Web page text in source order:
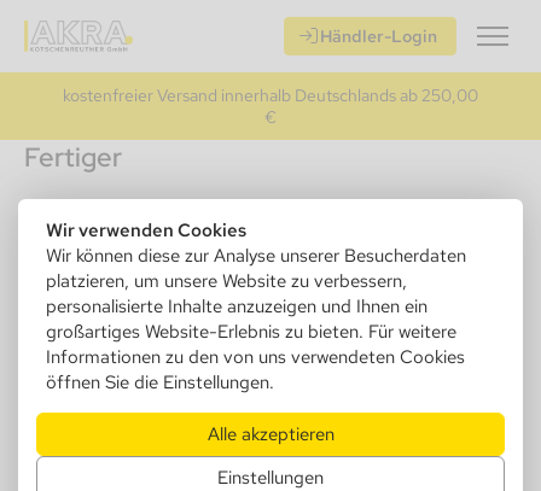
Wir verwenden Cookies
Wir können diese zur Analyse unserer Besucherdaten
platzieren, um unsere Website zu verbessern,
personalisierte Inhalte anzuzeigen und Ihnen ein
großartiges Website-Erlebnis zu bieten. Für weitere
Informationen zu den von uns verwendeten Cookies
öffnen Sie die Einstellungen.
Alle akzeptieren
Einstellungen
Händler-Login
kostenfreier Versand innerhalb Deutschlands ab 250,00
€
Fertiger